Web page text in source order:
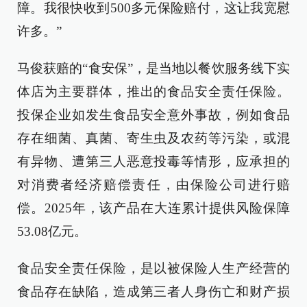
障。我很快收到500多元保险赔付，这让我宽慰
许多。”
马俊获赔的“食安保”，是当地以餐饮服务线下实
体店为主要群体，推出的食品安全责任保险。
投保企业如发生食品安全意外事故，例如食品
存在细菌、真菌、寄生虫及农药等污染，或混
有异物、遭第三人恶意投毒等情形，应承担的
对消费者经济赔偿责任，由保险公司进行赔
偿。2025年，该产品在大连累计提供风险保障
53.08亿元。
食品安全责任保险，是以被保险人生产经营的
食品存在缺陷，造成第三者人身伤亡和财产损